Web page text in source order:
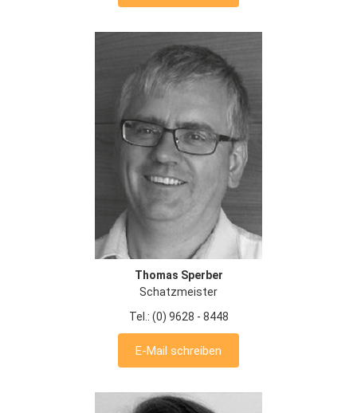
Thomas Sperber
Schatzmeister
Tel.: (0) 9628 - 8448
E-Mail schreiben